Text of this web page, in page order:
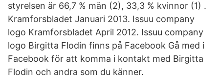
styrelsen är 66,7 % män (2), 33,3 % kvinnor (1) .
Kramforsbladet Januari 2013. Issuu company
logo Kramforsbladet April 2012. Issuu company
logo Birgitta Flodin finns på Facebook Gå med i
Facebook för att komma i kontakt med Birgitta
Flodin och andra som du känner.